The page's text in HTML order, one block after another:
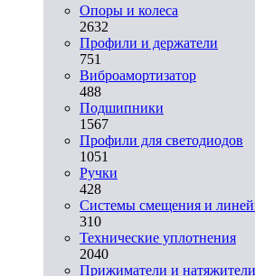
Опоры и колеса
2632
Профили и держатели
751
Виброамортизатор
488
Подшипники
1567
Профили для светодиодов
1051
Ручки
428
Системы смещения и
310
Технические уплотнения
2040
Прижиматели и натяжители